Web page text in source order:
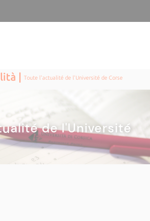
|Toute l'actualité de l'Université de Corse
de l'Université